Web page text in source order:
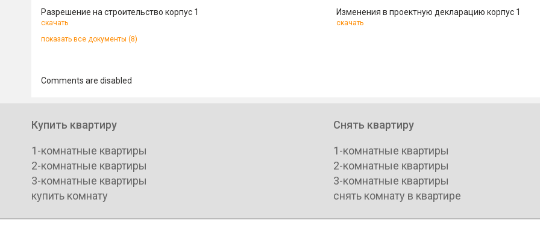
Разрешение на строительство корпус 1
скачать
Изменения в проектную декларацию корпус 1
скачать
показать все документы (8)
Comments are disabled
Купить квартиру
1-комнатные квартиры
2-комнатные квартиры
3-комнатные квартиры
купить комнату
Снять квартиру
1-комнатные квартиры
2-комнатные квартиры
3-комнатные квартиры
снять комнату в квартире